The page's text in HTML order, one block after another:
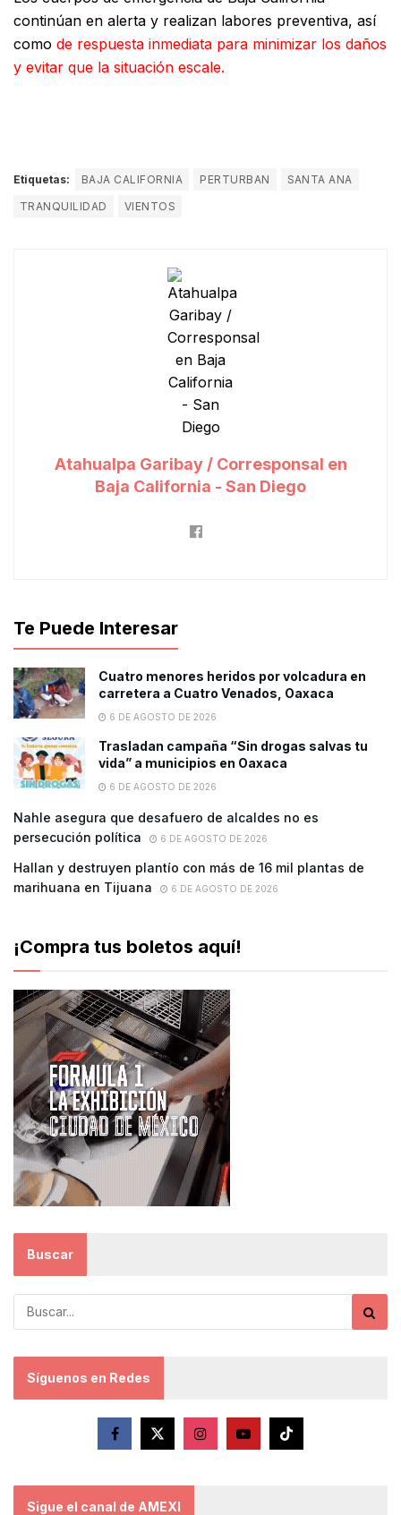
continúan en alerta y realizan labores preventiva, así
como de respuesta inmediata para minimizar los daños
y evitar que la situación escale.
Etiquetas: BAJA CALIFORNIA PERTURBAN
SANTA ANA
TRANQUILIDAD
VIENTOS
Atahualpa Garibay / Corresponsal en
Baja California - San Diego
Te Puede Interesar
Cuatro menores heridos por volcadura en
carretera a Cuatro Venados, Oaxaca
6 DE AGOSTO DE 2026
Trasladan campaña “Sin drogas salvas tu
vida” a municipios en Oaxaca
6 DE AGOSTO DE 2026
Nahle asegura que desafuero de alcaldes no es
persecución política
6 DE AGOSTO DE 2026
Hallan y destruyen plantío con más de 16 mil plantas de
marihuana en Tijuana
6 DE AGOSTO DE 2026
¡Compra tus boletos aquí!
Buscar
Síguenos en Redes
Sigue el canal de AMEXI